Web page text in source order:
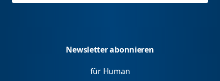
Newsletter abonnieren
für Human